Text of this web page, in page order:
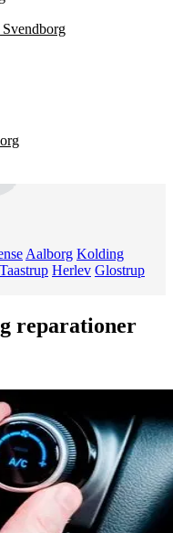
Aalborg Kolding
Taastrup Herlev Glostrup
reparationer